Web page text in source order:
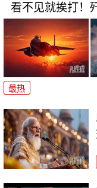
看不见就挨打！
最热